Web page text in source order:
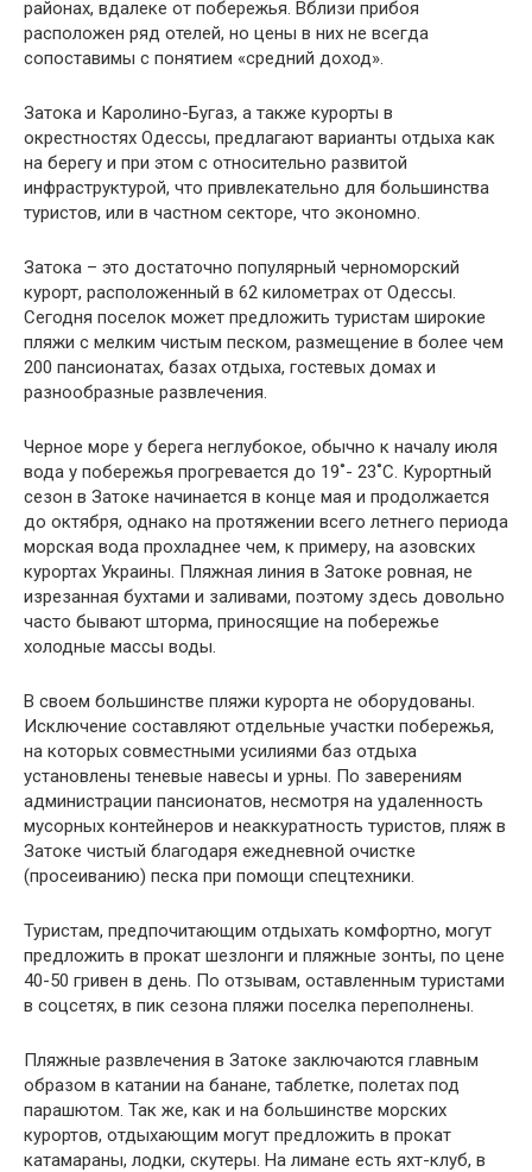
районах, вдалеке от побережья. Вблизи прибоя
расположен ряд отелей, но цены в них не всегда
сопоставимы с понятием «средний доход».
Затока и Каролино-Бугаз, а также курорты в
окрестностях Одессы, предлагают варианты отдыха как
на берегу и при этом с относительно развитой
инфраструктурой, что привлекательно для большинства
туристов, или в частном секторе, что экономно.
Затока – это достаточно популярный черноморский
курорт, расположенный в 62 километрах от Одессы.
Сегодня поселок может предложить туристам широкие
пляжи с мелким чистым песком, размещение в более чем
200 пансионатах, базах отдыха, гостевых домах и
разнообразные развлечения.
Черное море у берега неглубокое, обычно к началу июля
вода у побережья прогревается до 19˚- 23˚С. Курортный
сезон в Затоке начинается в конце мая и продолжается
до октября, однако на протяжении всего летнего периода
морская вода прохладнее чем, к примеру, на азовских
курортах Украины. Пляжная линия в Затоке ровная, не
изрезанная бухтами и заливами, поэтому здесь довольно
часто бывают шторма, приносящие на побережье
холодные массы воды.
В своем большинстве пляжи курорта не оборудованы.
Исключение составляют отдельные участки побережья,
на которых совместными усилиями баз отдыха
установлены теневые навесы и урны. По заверениям
администрации пансионатов, несмотря на удаленность
мусорных контейнеров и неаккуратность туристов, пляж в
Затоке чистый благодаря ежедневной очистке
(просеиванию) песка при помощи спецтехники.
Туристам, предпочитающим отдыхать комфортно, могут
предложить в прокат шезлонги и пляжные зонты, по цене
40-50 гривен в день. По отзывам, оставленным туристами
в соцсетях, в пик сезона пляжи поселка переполнены.
Пляжные развлечения в Затоке заключаются главным
образом в катании на банане, таблетке, полетах под
парашютом. Так же, как и на большинстве морских
курортов, отдыхающим могут предложить в прокат
катамараны, лодки, скутеры. На лимане есть яхт-клуб, в